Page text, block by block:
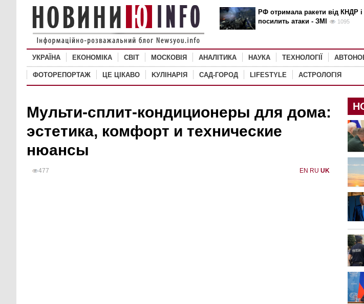
РФ отримала ракети від КНДР і
посилить атаки - ЗМІ
1095
УКРАЇНА ЕКОНОМІКА СВІТ MОСКОВІЯ АНАЛІТИКА НАУКА ТЕХНОЛОГІЇ
ФОТОРЕПОРТАЖ ЦЕ ЦІКАВО KУЛІНАРІЯ САД-ГОРОД LIFESTYLE АСТРОЛОГІЯ
Мульти-сплит-кондиционеры для дома:
эстетика, комфорт и технические
нюансы
477 EN RU UK